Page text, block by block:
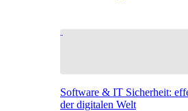
Software & IT Sicherheit:
der digitalen Welt